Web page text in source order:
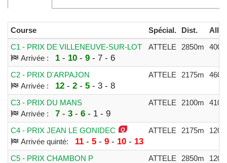
Course Spécial. Dist.
C1 - PRIX DE VILLENEUVE-SUR-LOT
Arrivée :
1 - 10- 9- 7 - 6
ATTELE 2850m
C2 - PRIX D'ARPAJON
Arrivée :
12- 2- 5- 3 - 8
ATTELE 2175m
C3 - PRIX DU MANS
Arrivée :
7- 3- 6- 1 - 9
ATTELE 2100m
C4 - PRIX JEAN LE GONIDEC
Arrivée quinté:
11 - 5- 9- 10- 13
ATTELE 2175m
C5 - PRIX CHAMBON P
ATTELE 2850m